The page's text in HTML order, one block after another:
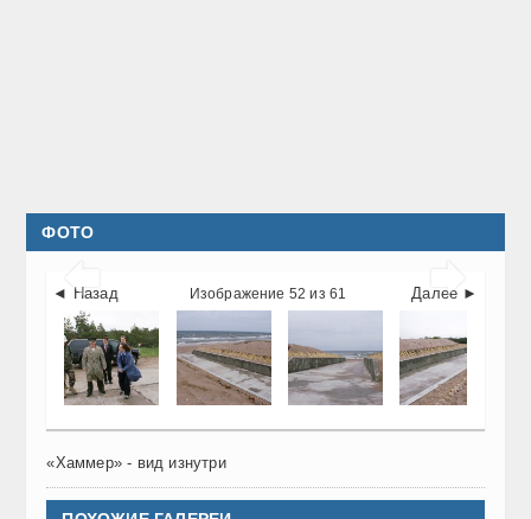
ФОТО
 
◄ Назад Далее ►
Изображение 52 из 61
«Хаммер» - вид изнутри